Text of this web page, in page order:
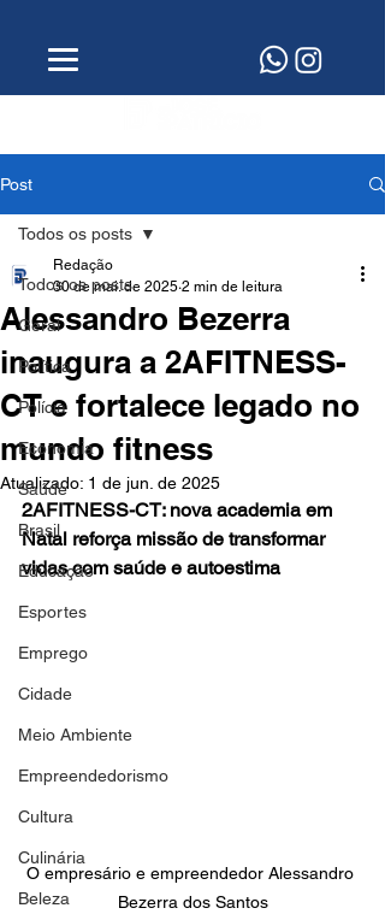
Post
Todos os posts
Geral
Política
Polícia
Economia
Saúde
Brasil
Educação
Esportes
Emprego
Cidade
Meio Ambiente
Empreendedorismo
Cultura
Culinária
Beleza
Todos os posts
Alessandro Bezerra
inaugura a 2AFITNESS-
CT e fortalece legado no
mundo fitness
Redação
30 de mai. de 2025 2 min de leitura
Atualizado: 1 de jun. de 2025
2AFITNESS-CT: nova academia em
Natal reforça missão de transformar
vidas com saúde e autoestima
O empresário e empreendedor Alessandro
Bezerra dos Santos